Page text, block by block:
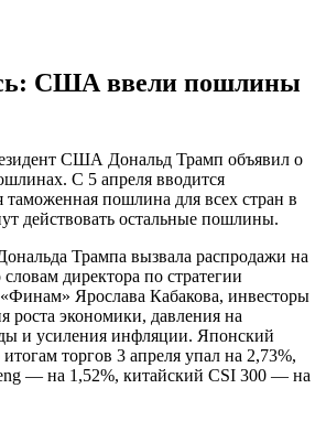
США ввели пошлины
США Дональд Трамп объявил о
С 5 апреля вводится
таможенная пошлина для всех стран в
действовать остальные пошлины.
Трампа вызвала распродажи на
директора по стратегии
Ярослава Кабакова, инвесторы
роста экономики, давления на
и усиления инфляции. Японский
торгов 3 апреля упал на 2,73%,
— на 1,52%, китайский CSI 300 — на